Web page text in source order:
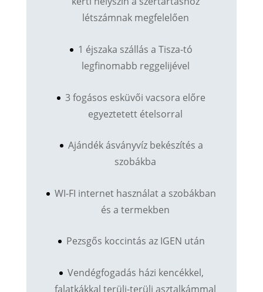
létszámnak megfelelően
1 éjszaka szállás a Tisza-tó
legfinomabb reggelijével
3 fogásos esküvői vacsora előre
egyeztetett ételsorral
Ajándék ásványvíz bekészítés a
szobákba
WI-FI internet használat a szobákban
és a termekben
Pezsgős koccintás az IGEN után
Vendégfogadás házi kencékkel,
falatkákkal terülj-terülj asztalkámmal